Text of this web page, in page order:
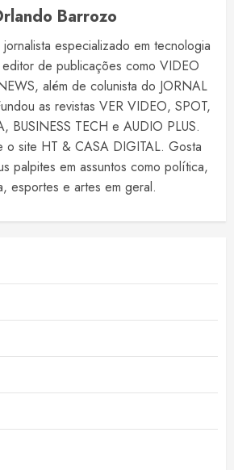
Barrozo
especializado em tecnologia
de publicações como VIDEO
além de colunista do JORNAL
as revistas VER VIDEO, SPOT,
BUSINESS TECH e AUDIO PLUS.
o site HT & CASA DIGITAL. Gosta
palpites em assuntos como política,
esportes e artes em geral.